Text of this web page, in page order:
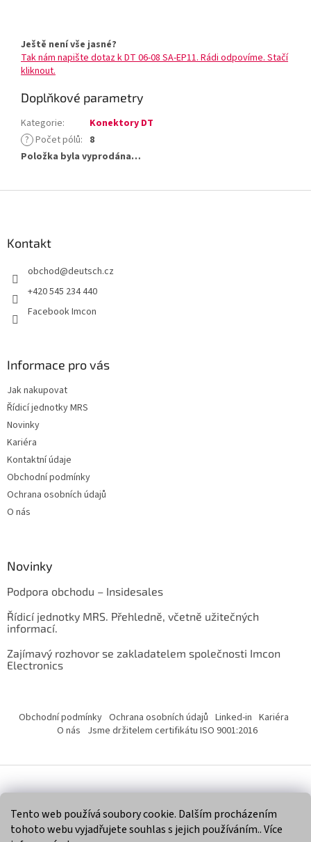
Tento web používá soubory cookie. Dalším procházením
tohoto webu vyjadřujete souhlas s jejich používáním.. Více
Ještě není vše jasné?
Tak nám napište dotaz k DT 06-08 SA-EP11. Rádi odpovíme. Stačí
kliknout.
Doplňkové parametry
Kategorie:
Konektory DT
? Počet pólů: 8
Položka byla vyprodána…
Kontakt
obchod@deutsch.cz
+420 545 234 440
Facebook Imcon
Informace pro vás
Jak nakupovat
Řídicí jednotky MRS
Novinky
Kariéra
Kontaktní údaje
Obchodní podmínky
Ochrana osobních údajů
O nás
Novinky
Podpora obchodu – Insidesales
Řídicí jednotky MRS. Přehledně, včetně užitečných
informací.
Zajímavý rozhovor se zakladatelem společnosti Imcon
Electronics
Obchodní podmínky Ochrana osobních údajů Linked-in Kariéra
O nás Jsme držitelem certifikátu ISO 9001:2016